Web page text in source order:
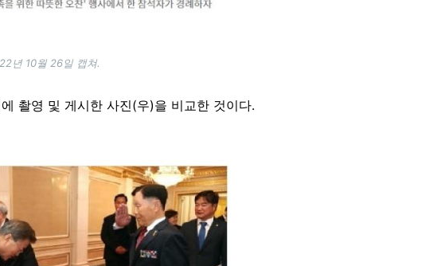
년 10월 26일 캡쳐.
촬영 및 게시한 사진(우)을 비교한 것이다.